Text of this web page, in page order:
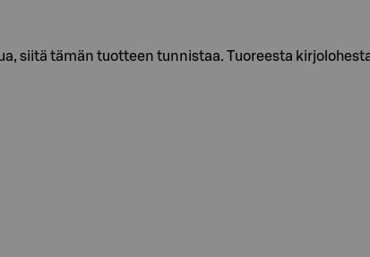
siitä tämän tuotteen tunnistaa. Tuoreesta